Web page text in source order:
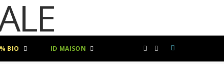
BIO ID MAISON